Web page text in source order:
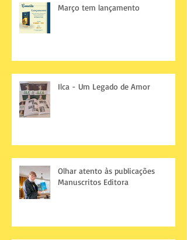
Março tem lançamento
Ilca - Um Legado de Amor
Olhar atento às publicações
Manuscritos Editora